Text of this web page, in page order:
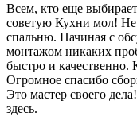
Всем, кто еще
советую Кухни мол! Не
спальню. Начиная с
монтажом никаких
быстро и
Огромное спасибо
Это мастер своего
здесь.